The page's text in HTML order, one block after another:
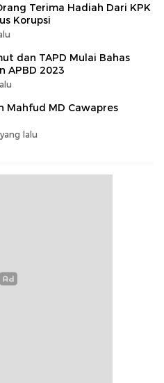
Terima Hadiah Dari KPK
Korupsi
dan TAPD Mulai Bahas
APBD 2023
Mahfud MD Cawapres
lalu